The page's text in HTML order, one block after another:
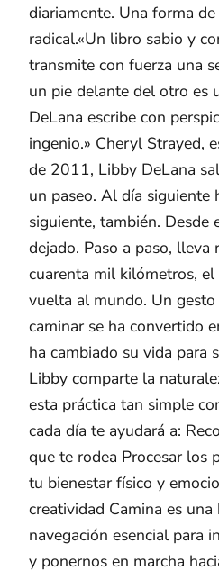
diariamente. Una forma
radical.«Un libro sabio y
transmite con fuerza una
un pie delante del otro es
DeLana escribe con
ingenio.» Cheryl Strayed,
de 2011, Libby DeLana
un paseo. Al día siguiente
siguiente, también. Desde
dejado. Paso a paso, lleva
cuarenta mil kilómetros,
vuelta al mundo. Un
caminar se ha convertido
ha cambiado su vida para
Libby comparte la
esta práctica tan simple
cada día te ayudará a:
que te rodea Procesar los
tu bienestar físico y
creatividad Camina es
navegación esencial para
y ponernos en marcha